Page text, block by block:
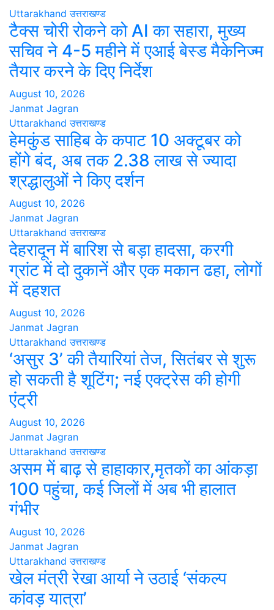
Uttarakhand उत्तराखण्ड
टैक्स चोरी रोकने को AI का सहारा, मुख्य
सचिव ने 4-5 महीने में एआई बेस्ड मैकेनिज्म
तैयार करने के दिए निर्देश
August 10, 2026
Janmat Jagran
Uttarakhand उत्तराखण्ड
हेमकुंड साहिब के कपाट 10 अक्टूबर को
होंगे बंद, अब तक 2.38 लाख से ज्यादा
श्रद्धालुओं ने किए दर्शन
August 10, 2026
Janmat Jagran
Uttarakhand उत्तराखण्ड
देहरादून में बारिश से बड़ा हादसा, करगी
ग्रांट में दो दुकानें और एक मकान ढहा, लोगों
में दहशत
August 10, 2026
Janmat Jagran
Uttarakhand उत्तराखण्ड
‘असुर 3’ की तैयारियां तेज, सितंबर से शुरू
हो सकती है शूटिंग; नई एक्ट्रेस की होगी
एंट्री
August 10, 2026
Janmat Jagran
Uttarakhand उत्तराखण्ड
असम में बाढ़ से हाहाकार,मृतकों का आंकड़ा
100 पहुंचा, कई जिलों में अब भी हालात
गंभीर
August 10, 2026
Janmat Jagran
Uttarakhand उत्तराखण्ड
खेल मंत्री रेखा आर्या ने उठाई ‘संकल्प
कांवड़ यात्रा’